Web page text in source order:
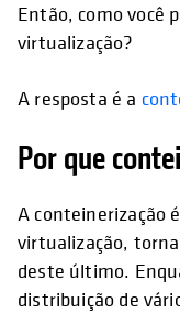
Então, como você
virtualização?
A resposta é a
Por que
A conteinerização
virtualização,
deste último.
distribuição de